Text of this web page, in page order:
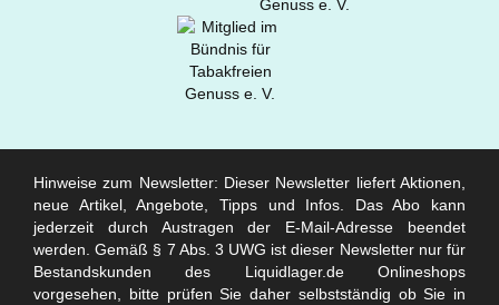
Hinweise zum Newsletter: Dieser Newsletter liefert Aktionen,
neue Artikel, Angebote, Tipps und Infos. Das Abo kann
jederzeit durch Austragen der E-Mail-Adresse beendet
werden. Gemäß § 7 Abs. 3 UWG ist dieser Newsletter nur für
Bestandskunden des Liquidlager.de Onlineshops
vorgesehen, bitte prüfen Sie daher selbstständig ob Sie in